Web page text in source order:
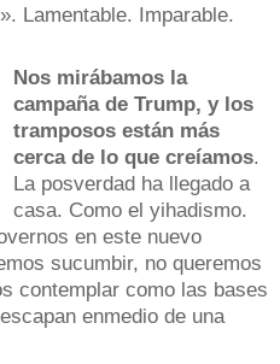
Lamentable. Imparable.
Nos mirábamos la
campaña de Trump, y los
tramposos están más
cerca de lo que creíamos.
La posverdad ha llegado a
casa. Como el yihadismo.
en este nuevo
sucumbir, no queremos
contemplar como las bases
enmedio de una